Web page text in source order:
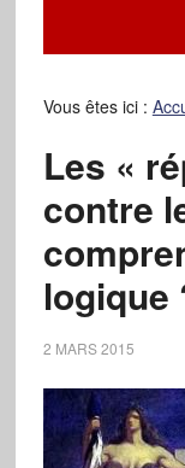
Vous êtes ici :
Les «
contre
logique
2 MARS 2015